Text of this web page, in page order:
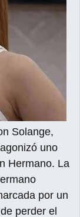
Solange,
uno
Hermano. La
por un
perder el